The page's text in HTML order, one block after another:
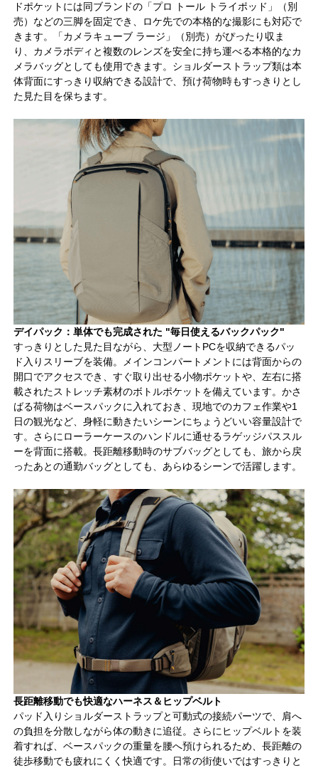
ドポケットには同ブランドの「プロ トール トライポッド」（別
売）などの三脚を固定でき、ロケ先での本格的な撮影にも対応で
きます。「カメラキューブ ラージ」（別売）がぴったり収ま
り、カメラボディと複数のレンズを安全に持ち運べる本格的なカ
メラバッグとしても使用できます。ショルダーストラップ類は本
体背面にすっきり収納できる設計で、預け荷物時もすっきりとし
た見た目を保ちます。
デイパック：単体でも完成された "毎日使えるバックパック"
すっきりとした見た目ながら、大型ノートPCを収納できるパッ
ド入りスリーブを装備。メインコンパートメントには背面からの
開口でアクセスでき、すぐ取り出せる小物ポケットや、左右に搭
載されたストレッチ素材のボトルポケットを備えています。かさ
ばる荷物はベースパックに入れておき、現地でのカフェ作業や1
日の観光など、身軽に動きたいシーンにちょうどいい容量設計で
す。さらにローラーケースのハンドルに通せるラゲッジパススル
ーを背面に搭載。長距離移動時のサブバッグとしても、旅から戻
ったあとの通勤バッグとしても、あらゆるシーンで活躍します。
長距離移動でも快適なハーネス＆ヒップベルト
パッド入りショルダーストラップと可動式の接続パーツで、肩へ
の負担を分散しながら体の動きに追従。さらにヒップベルトを装
着すれば、ベースパックの重量を腰へ預けられるため、長距離の
徒歩移動でも疲れにくく快適です。日常の街使いではすっきりと